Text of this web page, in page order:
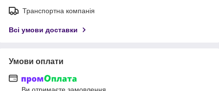
Транспортна компанія
Всі умови доставки
Умови оплати